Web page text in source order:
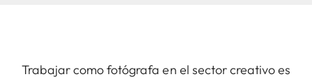
Trabajar como fotógrafa en el sector creativo es